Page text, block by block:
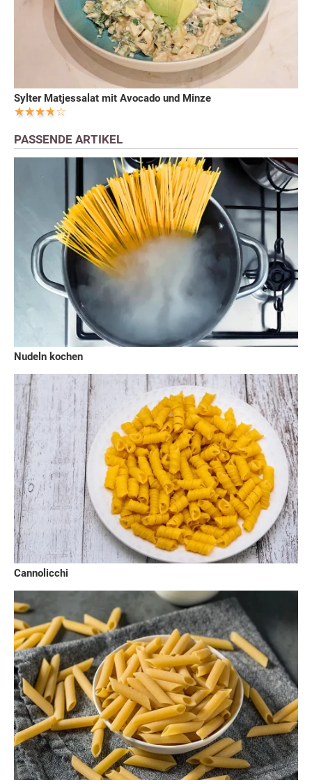
Sylter Matjessalat mit Avocado und Minze
PASSENDE ARTIKEL
Nudeln kochen
Cannolicchi